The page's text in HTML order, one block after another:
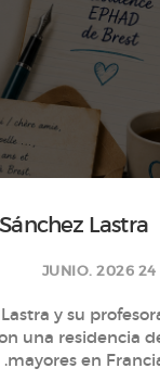
Lastra
24 JUNIO. 2026
y su
una residencia
mayores en